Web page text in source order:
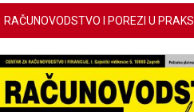
RAČUNOVODSTVO I POREZI U PRAKSI